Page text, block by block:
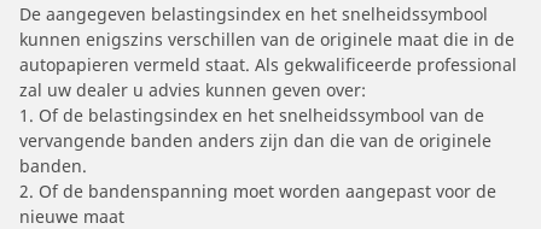
De aangegeven belastingsindex en het snelheidssymbool
kunnen enigszins verschillen van de originele maat die in de
autopapieren vermeld staat. Als gekwalificeerde professional
zal uw dealer u advies kunnen geven over:
1. Of de belastingsindex en het snelheidssymbool van de
vervangende banden anders zijn dan die van de originele
banden.
2. Of de bandenspanning moet worden aangepast voor de
nieuwe maat